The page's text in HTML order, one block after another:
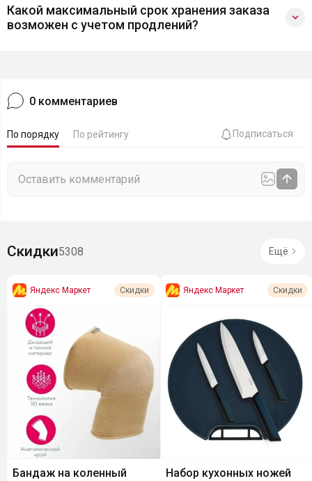
Какой максимальный срок хранения заказа
возможен с учетом продлений?
0 комментариев
По порядку По рейтингу Подписаться
Скидки5308 Ещё
Яндекс Маркет Скидки
Бандаж на коленный
Яндекс Маркет Скидки
Набор кухонных ножей